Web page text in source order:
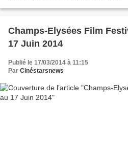
Champs-Elysées Film
17 Juin 2014
Publié le 17/03/2014 à 11:15
Par Cinéstarsnews